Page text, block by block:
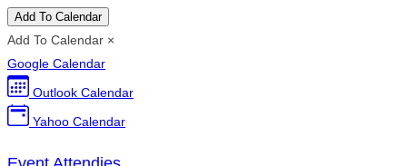
Add To Calendar
Add To Calendar ×
Google Calendar
Outlook Calendar
Yahoo Calendar